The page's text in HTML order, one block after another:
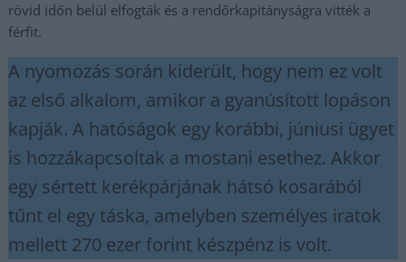
rövid időn belül elfogták és a rendőrkapitányságra vitték a
férfit.
A nyomozás során kiderült, hogy nem ez volt
az első alkalom, amikor a gyanúsított lopáson
kapják. A hatóságok egy korábbi, júniusi ügyet
is hozzákapcsoltak a mostani esethez. Akkor
egy sértett kerékpárjának hátsó kosarából
tűnt el egy táska, amelyben személyes iratok
mellett 270 ezer forint készpénz is volt.